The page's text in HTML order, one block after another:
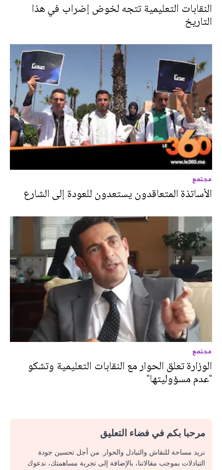
النقابات التعليمية تتجه لخوض إضراب في هذا
التاريخ
مجتمع
الأساتذة المتعاقدون يستعدون للعودة إلى الشارع
مجتمع
الوزارة تعلق الحوار مع النقابات التعليمية وتشكو
"عدم مسؤوليتها"
مرحبا بكم في فضاء التعليق
نريد مساحة للنقاش والتبادل والحوار. من أجل تحسين جودة
التبادلات بموجب مقالاتنا، بالإضافة إلى تجربة مساهمتك، ندعوك